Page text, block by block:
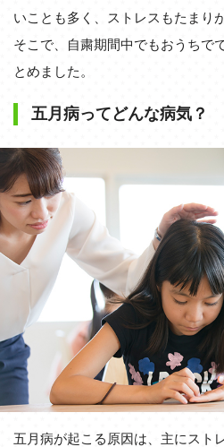
いことも多く、ストレスもたまり
そこで、自粛期間中でもおうちで
とめました。
五月病ってどんな病気？
五月病が起こる原因は、主にスト